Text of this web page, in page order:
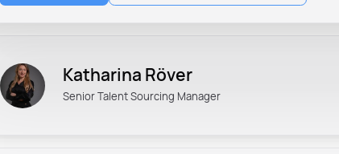
Katharina Röver
Senior Talent Sourcing Manager